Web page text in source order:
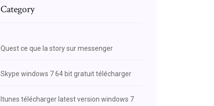
Category
Quest ce que la story sur messenger
Skype windows 7 64 bit gratuit télécharger
Itunes télécharger latest version windows 7